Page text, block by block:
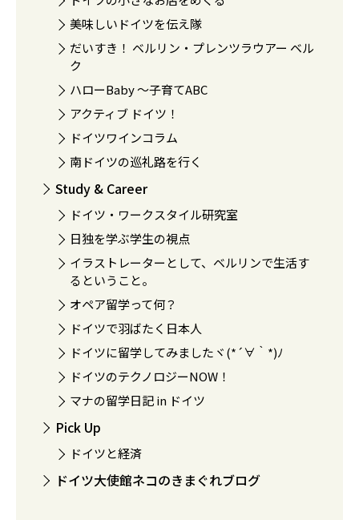
美味しいドイツを伝え隊
だいすき！ ベルリン・プレンツラウアー ベル
ク
ハローBaby 〜子育てABC
アクティブ ドイツ！
ドイツワインコラム
南ドイツの巡礼路を行く
Study & Career
ドイツ・ワークスタイル研究室
日独を学ぶ学生の視点
イラストレーターとして、ベルリンで生活す
るということ。
オペア留学って何？
ドイツで羽ばたく日本人
ドイツに留学してみましたヾ(*´∀｀*)ﾉ
ドイツのテクノロジーNOW！
マナの留学日記 in ドイツ
Pick Up
ドイツと経済
ドイツ大使館ネコのきまぐれブログ